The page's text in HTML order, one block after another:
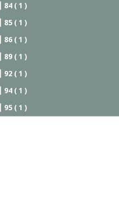
84 ( 1 )
85 ( 1 )
86 ( 1 )
89 ( 1 )
92 ( 1 )
94 ( 1 )
95 ( 1 )